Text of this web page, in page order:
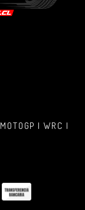
| WRC |